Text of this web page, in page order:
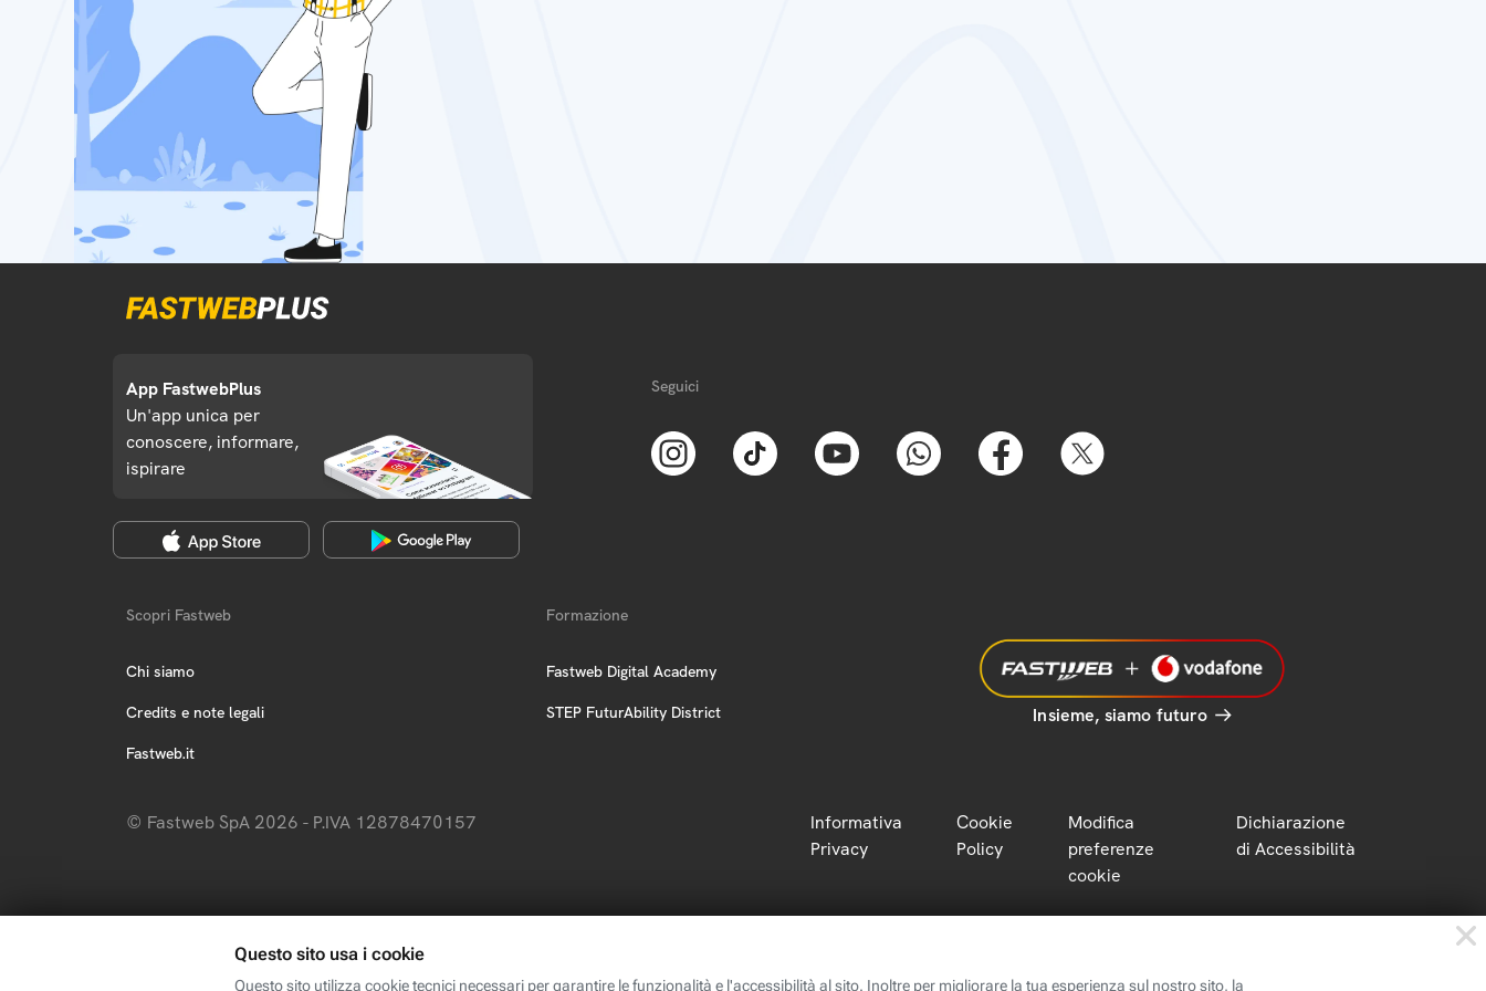
App FastwebPlus
Un'app unica per
conoscere, informare,
ispirare
Seguici
Scopri Fastweb
Chi siamo
Credits e note legali
Fastweb.it
Formazione
Fastweb Digital Academy
STEP FuturAbility District Insieme, siamo futuro
© Fastweb SpA 2026 - P.IVA 12878470157
Informativa
Privacy
Cookie
Policy
Modifica
preferenze
cookie
Dichiarazione
di Accessibilità